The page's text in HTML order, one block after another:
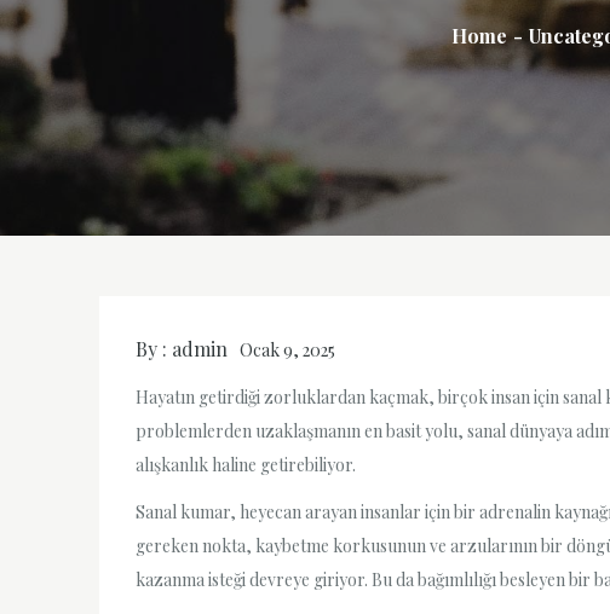
Home
By : admin Ocak 9, 2025
Hayatın getirdiği zorluklardan kaçmak, birçok insan için sanal
problemlerden uzaklaşmanın en basit yolu, sanal dünyaya
alışkanlık haline getirebiliyor.
Sanal kumar, heyecan arayan insanlar için bir adrenalin
gereken nokta, kaybetme korkusunun ve arzularının bir
kazanma isteği devreye giriyor. Bu da bağımlılığı besleyen bir